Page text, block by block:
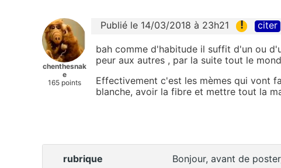
chenthesnak
e
165 points
Publié le 14/03/2018 à 23h21 ! citer
bah comme d'habitude il suffit d'un ou
peur aux autres , par la suite tout le
Effectivement c'est les mèmes qui vont
blanche, avoir la fibre et mettre tout la
rubrique
Bonjour, avant de